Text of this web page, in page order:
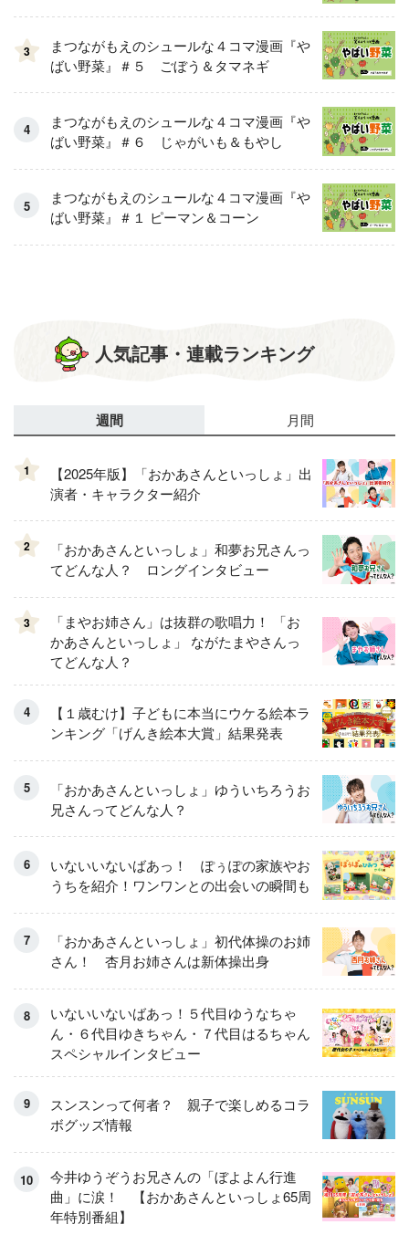
3
まつながもえのシュールな４コマ漫画『や
ばい野菜』＃５ ごぼう＆タマネギ
まつながもえのシュールな４コマ漫画『や
ばい野菜』＃６ じゃがいも＆もやし
まつながもえのシュールな４コマ漫画『や
ばい野菜』＃１ ピーマン＆コーン
人気記事・連載ランキング
週間 月間
1
【2025年版】「おかあさんといっしょ」出
演者・キャラクター紹介
2
「おかあさんといっしょ」和夢お兄さんっ
てどんな人？ ロングインタビュー
3
「まやお姉さん」は抜群の歌唱力！ 「お
かあさんといっしょ」 ながたまやさんっ
てどんな人？
【１歳むけ】子どもに本当にウケる絵本ラ
ンキング「げんき絵本大賞」結果発表
「おかあさんといっしょ」ゆういちろうお
兄さんってどんな人？
いないいないばあっ！ ぽぅぽの家族やお
うちを紹介！ワンワンとの出会いの瞬間も
「おかあさんといっしょ」初代体操のお姉
さん！ 杏月お姉さんは新体操出身
いないいないばあっ！５代目ゆうなちゃ
ん・６代目ゆきちゃん・７代目はるちゃん
スペシャルインタビュー
スンスンって何者？ 親子で楽しめるコラ
ボグッズ情報
今井ゆうぞうお兄さんの「ぼよよん行進
曲」に涙！ 【おかあさんといっしょ65周
年特別番組】